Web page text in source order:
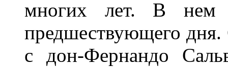
многих лет. В нем
предшествующего дня.
с дон-Фернандо